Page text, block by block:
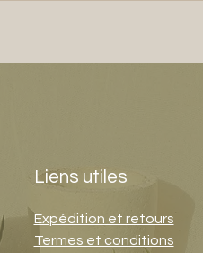
Liens utiles
Expédition et retours
Termes et conditions